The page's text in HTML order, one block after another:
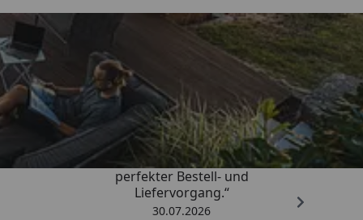
Trusted Shops
4,76/ 5
„Qualitativ sehr gute Ware und ein
perfekter Bestell- und
Liefervorgang.“
30.07.2026